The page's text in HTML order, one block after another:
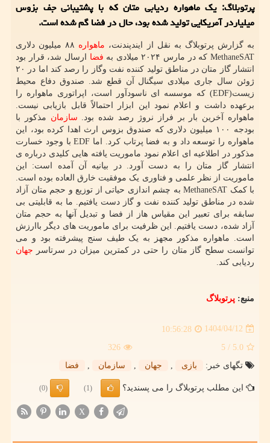
پرتوبلاگ: یک ماهواره ردیابی متان که با پشتیبانی جف بزوس
میلیاردر آمریکایی تولید شده بود، حال در فضا گم شده است.
به گزارش پرتوبلاگ به نقل از ایندپندنت، ماهواره
۸۸ میلیون دلاری
MethaneSAT که در مارس ۲۰۲۴ میلادی به
فضا ارسال شد، قرار بود
انتشار گاز متان در مناطق تولید کننده نفت وگاز را رصد کند اما در ۲۰
ژوئن سال جاری میلادی سیگنال آن قطع شد. صندوق دفاع محیط
زیست(EDF) که موسسه ای ناسودآور است، اپراتوری ماهواره را
برعهده داشت و اعلام نمود این ابزار احتمالاً قابل بازیابی نیست.
ماهواره آخرین بار بر فراز نروژ رصد شده بود. سازمان مذکور با
بودجه ۱۰۰ میلیون دلاری که صندوق بزوس ارث اهدا کرده بود، این
ماهواره را توسعه داد و به فضا پرتاب کرد. اما EDF با وجود خسارت
مذکور در اطلاعیه ای اعلام نمود ماموریت یافته هایی کلیدی درباره ی
انتشار گاز متان را به دست آورد. در بیانیه آن آمده است: این
ماموریت از نظر علمی و فناوری یک موفقیت خارق العاده بوده است.
با کمک MethaneSAT به چشم اندازی حیاتی از توزیع و حجم متان آزاد
شده در مناطق تولید کننده نفت و گاز دست یافتیم. ما به قابلیتی بی
سابقه برای تعبیر این مقیاس هاز از فضا و تبدیل آنها به حجم متان
آزاد شده، دست یافتیم. این ظرفیت برای ماموریت های دیگر باارزش
است. ماهواره مذکور مجهز به یک طیف سنج پیشرفته بود و می
توانست سطح گاز متان را حتی در کمترین میزان در سرتاسر جهان
ردیابی کند.
منبع: پرتوبلاگ
1404/04/12
10:56:28
5.0
/ 5
326
تگهای خبر:
بازی جهان سازمان فضا
این مطلب پرتوبلاگ را می پسندید؟ (1)
(0)
X